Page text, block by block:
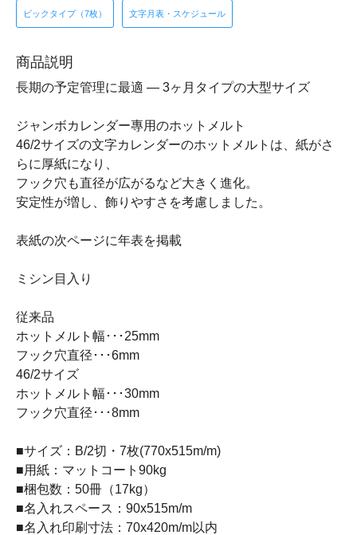
ビックタイプ（7枚） 文字月表・スケジュール
商品説明
長期の予定管理に最適 ― 3ヶ月タイプの大型サイズ
ジャンボカレンダー專用のホットメルト
46/2サイズの文字カレンダーのホットメルトは、紙がさ
らに厚紙になり、
フック穴も直径が広がるなど大きく進化。
安定性が増し、飾りやすさを考慮しました。
表紙の次ページに年表を掲載
ミシン目入り
従来品
ホットメルト幅･･･25mm
フック穴直径･･･6mm
46/2サイズ
ホットメルト幅･･･30mm
フック穴直径･･･8mm
■サイズ：B/2切・7枚(770x515m/m)
■用紙：マットコート90kg
■梱包数：50冊（17kg）
■名入れスペース：90x515m/m
■名入れ印刷寸法：70x420m/m以内